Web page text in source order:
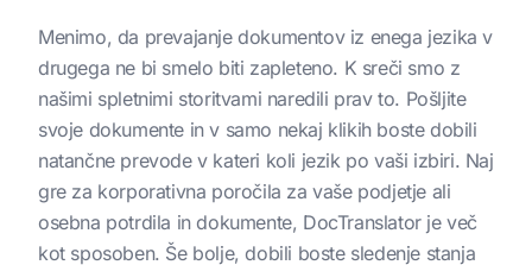
Menimo, da prevajanje dokumentov iz enega jezika v
drugega ne bi smelo biti zapleteno. K sreči smo z
našimi spletnimi storitvami naredili prav to. Pošljite
svoje dokumente in v samo nekaj klikih boste dobili
natančne prevode v kateri koli jezik po vaši izbiri. Naj
gre za korporativna poročila za vaše podjetje ali
osebna potrdila in dokumente, DocTranslator je več
kot sposoben. Še bolje, dobili boste sledenje stanja